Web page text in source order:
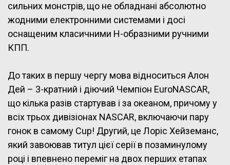
сильних монстрів, що не обладнані абсолютно
жодними електронними системами і досі
оснащеним класичними Н-образними ручними
КПП.
До таких в першу чергу мова відноситься Алон
Дей – 3-кратний і діючий Чемпіон EuroNASCAR,
що кілька разів стартував і за океаном, причому у
всіх трьох дивізіонах NASCAR, включаючи пару
гонок в самому Cup! Другий, це Лоріс Хейземанс,
який завоював титул цієї серії в позаминулому
році і впевнено переміг на двох перших етапах